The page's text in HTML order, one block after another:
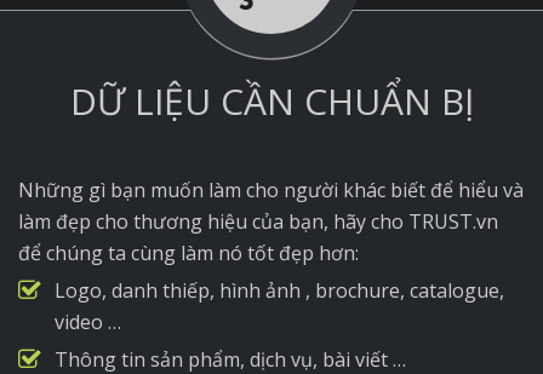
DỮ LIỆU CẦN CHUẨN BỊ
Những gì bạn muốn làm cho người khác biết để hiểu và
làm đẹp cho thương hiệu của bạn, hãy cho TRUST.vn
để chúng ta cùng làm nó tốt đẹp hơn:
Logo, danh thiếp, hình ảnh , brochure, catalogue,
video …
Thông tin sản phẩm, dịch vụ, bài viết …